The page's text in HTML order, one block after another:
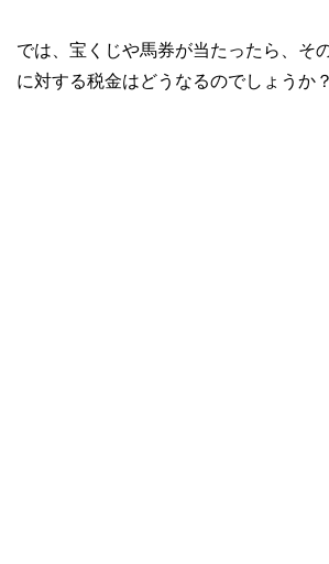
では、宝くじや馬券が当たったら、そ
に対する税金はどうなるのでしょうか？